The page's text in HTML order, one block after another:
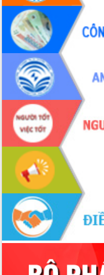
Đắk Lắk công bố Quy hoạch và xúc
tiến đầu tư tỉnh
Ngành cá ngừ Đắk Lắk chủ động thích
ứng để giữ vững thị trường xuất khẩu
Diễn đàn Kinh tế tư nhân Việt Nam đột
phá cơ chế - Hợp tác công tư
Đề án 06 tạo bước ngoặt đột phá trong
cải cách hành chính tỉnh Đắk Lắk
Kết nối tour, đẩy mạnh chuyển đổi số
để phát triển du lịch Đắk Lắk
Khởi động Dự án Đầu tư xây dựng hạ
tầng kỹ thuật Cụm công nghiệp Tân
Tiến
Gặp mặt các cơ quan báo chí nhân Kỷ
niệm 101 năm Ngày Báo chí Cách
mạng Việt Nam
Đắk Lắk sơ kết 4 năm triển khai thực
hiện Đề án 06 của Chính phủ
Họp báo thông tin về Hội nghị Công bố
Quy hoạch và Xúc tiến đầu tư tỉnh Đắk
Lắk
Khơi thông điểm nghẽn, đẩy nhanh
giải ngân vốn khắc phục thiên tai
HĐND tỉnh thông qua điều chỉnh Quy
hoạch tỉnh thời kỳ 2021-2030